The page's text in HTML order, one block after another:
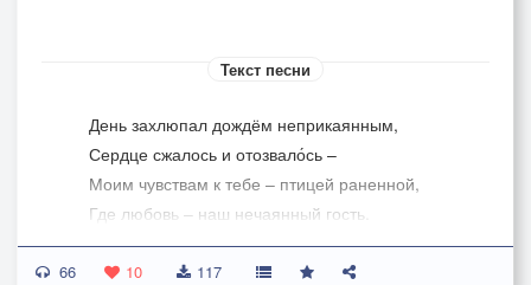
Текст песни
День захлюпал дождём неприкаянным,
Сердце сжалось и отозвало́сь –
Моим чувствам к тебе – птицей раненной,
Где любовь – наш нечаянный гость.
Под ногами земля колышется,
66 10 117